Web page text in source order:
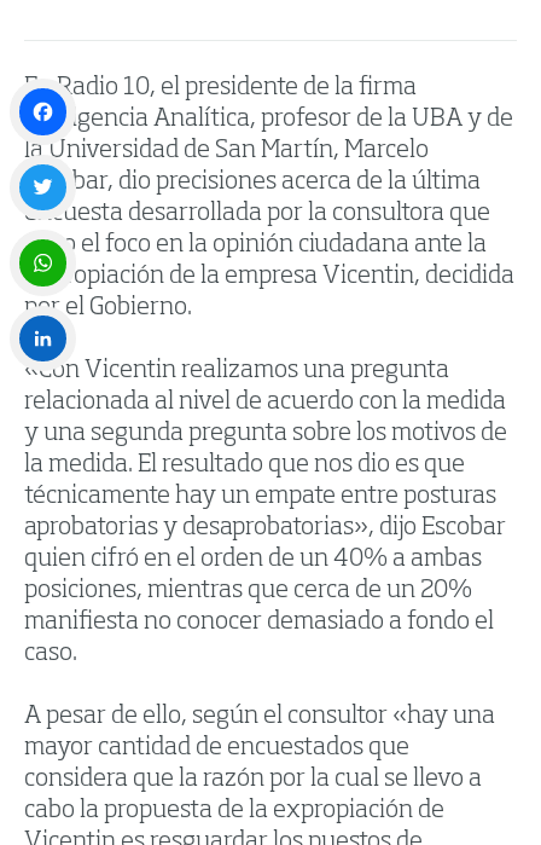
En Radio 10, el presidente de la firma
Inteligencia Analítica, profesor de la UBA y de
la Universidad de San Martín, Marcelo
Escobar, dio precisiones acerca de la última
encuesta desarrollada por la consultora que
puso el foco en la opinión ciudadana ante la
expropiación de la empresa Vicentin, decidida
por el Gobierno.
«Con Vicentin realizamos una pregunta
relacionada al nivel de acuerdo con la medida
y una segunda pregunta sobre los motivos de
la medida. El resultado que nos dio es que
técnicamente hay un empate entre posturas
aprobatorias y desaprobatorias», dijo Escobar
quien cifró en el orden de un 40% a ambas
posiciones, mientras que cerca de un 20%
manifiesta no conocer demasiado a fondo el
caso.
A pesar de ello, según el consultor «hay una
mayor cantidad de encuestados que
considera que la razón por la cual se llevo a
cabo la propuesta de la expropiación de
Facebook
Twitter
WhatsApp
LinkedIn